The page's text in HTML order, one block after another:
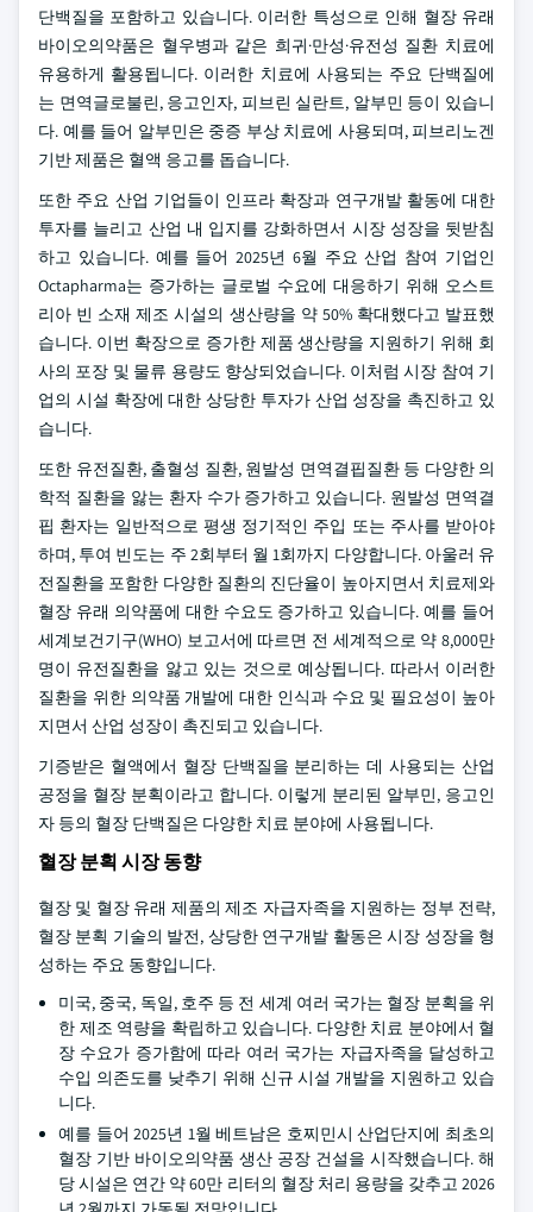
단백질을 포함하고 있습니다. 이러한 특성으로 인해 혈장 유래
바이오의약품은 혈우병과 같은 희귀·만성·유전성 질환 치료에
유용하게 활용됩니다. 이러한 치료에 사용되는 주요 단백질에
는 면역글로불린, 응고인자, 피브린 실란트, 알부민 등이 있습니
다. 예를 들어 알부민은 중증 부상 치료에 사용되며, 피브리노겐
기반 제품은 혈액 응고를 돕습니다.
또한 주요 산업 기업들이 인프라 확장과 연구개발 활동에 대한
투자를 늘리고 산업 내 입지를 강화하면서 시장 성장을 뒷받침
하고 있습니다. 예를 들어 2025년 6월 주요 산업 참여 기업인
Octapharma는 증가하는 글로벌 수요에 대응하기 위해 오스트
리아 빈 소재 제조 시설의 생산량을 약 50% 확대했다고 발표했
습니다. 이번 확장으로 증가한 제품 생산량을 지원하기 위해 회
사의 포장 및 물류 용량도 향상되었습니다. 이처럼 시장 참여 기
업의 시설 확장에 대한 상당한 투자가 산업 성장을 촉진하고 있
습니다.
또한 유전질환, 출혈성 질환, 원발성 면역결핍질환 등 다양한 의
학적 질환을 앓는 환자 수가 증가하고 있습니다. 원발성 면역결
핍 환자는 일반적으로 평생 정기적인 주입 또는 주사를 받아야
하며, 투여 빈도는 주 2회부터 월 1회까지 다양합니다. 아울러 유
전질환을 포함한 다양한 질환의 진단율이 높아지면서 치료제와
혈장 유래 의약품에 대한 수요도 증가하고 있습니다. 예를 들어
세계보건기구(WHO) 보고서에 따르면 전 세계적으로 약 8,000만
명이 유전질환을 앓고 있는 것으로 예상됩니다. 따라서 이러한
질환을 위한 의약품 개발에 대한 인식과 수요 및 필요성이 높아
지면서 산업 성장이 촉진되고 있습니다.
기증받은 혈액에서 혈장 단백질을 분리하는 데 사용되는 산업
공정을 혈장 분획이라고 합니다. 이렇게 분리된 알부민, 응고인
자 등의 혈장 단백질은 다양한 치료 분야에 사용됩니다.
혈장 분획 시장 동향
혈장 및 혈장 유래 제품의 제조 자급자족을 지원하는 정부 전략,
혈장 분획 기술의 발전, 상당한 연구개발 활동은 시장 성장을 형
성하는 주요 동향입니다.
미국, 중국, 독일, 호주 등 전 세계 여러 국가는 혈장 분획을 위
한 제조 역량을 확립하고 있습니다. 다양한 치료 분야에서 혈
장 수요가 증가함에 따라 여러 국가는 자급자족을 달성하고
수입 의존도를 낮추기 위해 신규 시설 개발을 지원하고 있습
니다.
예를 들어 2025년 1월 베트남은 호찌민시 산업단지에 최초의
혈장 기반 바이오의약품 생산 공장 건설을 시작했습니다. 해
당 시설은 연간 약 60만 리터의 혈장 처리 용량을 갖추고 2026